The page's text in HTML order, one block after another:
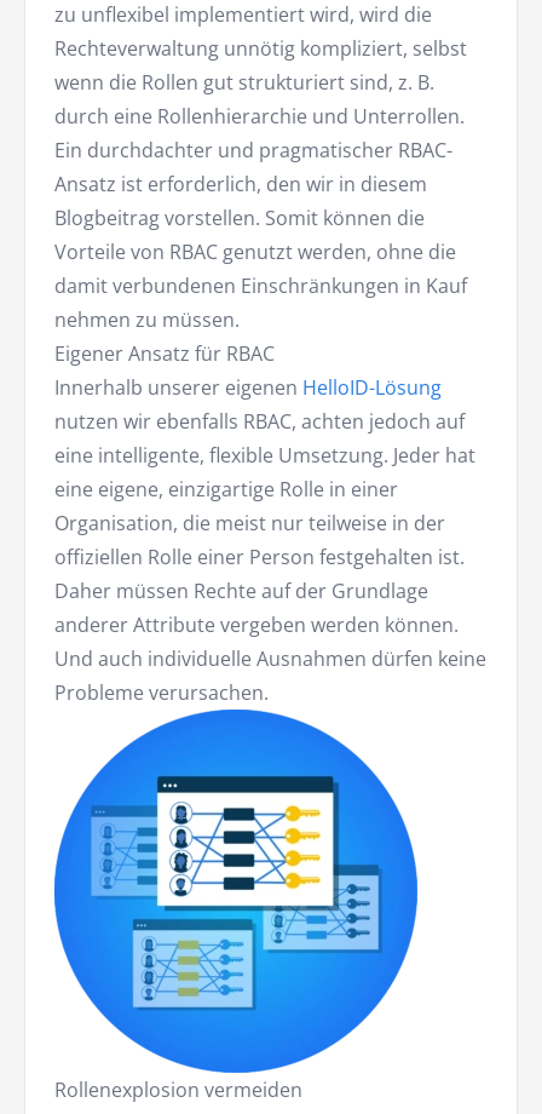
zu unflexibel implementiert wird, wird die
Rechteverwaltung unnötig kompliziert, selbst
wenn die Rollen gut strukturiert sind, z. B.
durch eine Rollenhierarchie und Unterrollen.
Ein durchdachter und pragmatischer RBAC-
Ansatz ist erforderlich, den wir in diesem
Blogbeitrag vorstellen. Somit können die
Vorteile von RBAC genutzt werden, ohne die
damit verbundenen Einschränkungen in Kauf
nehmen zu müssen.
Eigener Ansatz für RBAC
Innerhalb unserer eigenen HelloID-Lösung
nutzen wir ebenfalls RBAC, achten jedoch auf
eine intelligente, flexible Umsetzung. Jeder hat
eine eigene, einzigartige Rolle in einer
Organisation, die meist nur teilweise in der
offiziellen Rolle einer Person festgehalten ist.
Daher müssen Rechte auf der Grundlage
anderer Attribute vergeben werden können.
Und auch individuelle Ausnahmen dürfen keine
Probleme verursachen.
Rollenexplosion vermeiden